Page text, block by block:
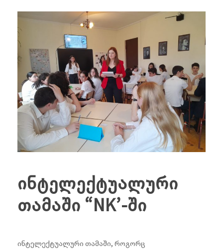
ინტელექტუალური
თამაში “NK’-ში
ინტელექტუალური თამაში, როგორც